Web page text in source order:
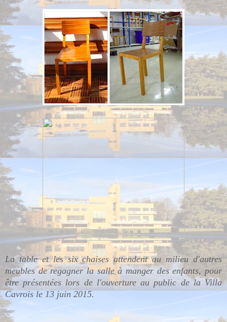
La table et les six chaises attendent au milieu d'autres
meubles de regagner la salle à manger des enfants, pour
être présentées lors de l'ouverture au public de la Villa
Cavrois le 13 juin 2015.